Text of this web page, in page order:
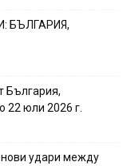
БЪЛГАРИЯ,
България,
22 юли 2026 г.
нови удари между